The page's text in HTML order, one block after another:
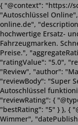
{ "@context": "https://
"Autoschlüssel
online.de",
hochwertige Ersatz-
Fahrzeugmarken.
Preise.",
"ratingValue": "5.0",
"Review", "author":
"reviewBody": "Super
Autoschlüssel
"reviewRating": {
"bestRating": "5" } }, {
Wimmer",